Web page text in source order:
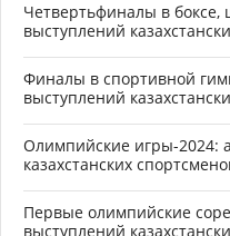
Четвертьфиналы в
выступлений
Финалы в спортивной
выступлений
Олимпийские игры-2024:
казахстанских
Первые олимпийские
выступлений